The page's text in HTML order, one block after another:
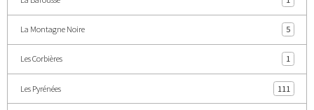
La Montagne Noire 5
Les Corbières 1
Les Pyrénées 111